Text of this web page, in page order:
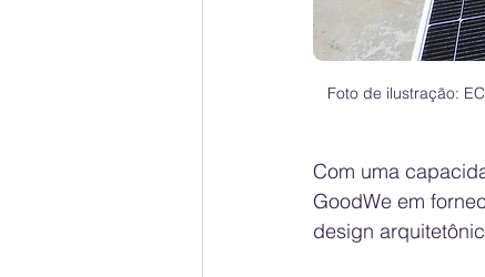
Foto de ilustração:
Com uma
GoodWe em
design